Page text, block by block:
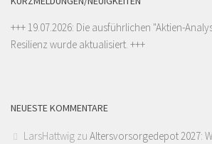
+++ 19.07.2026: Die ausführlichen "Aktien-
Resilienz wurde aktualisiert. +++
NEUESTE KOMMENTARE
LarsHattwig zu Altersvorsorgedepot 2027: